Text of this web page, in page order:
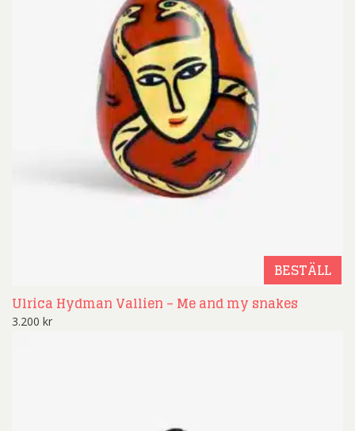
BESTÄLL
Ulrica Hydman Vallien – Me and my snakes
3.200 kr